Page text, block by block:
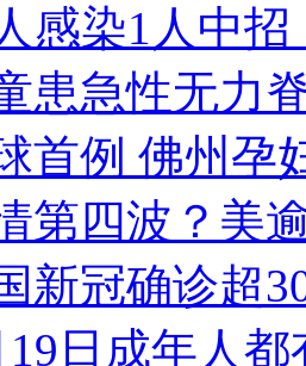
感染1人中
患急性无力
首例 佛州孕
第四波？美
新冠确诊超
19日成年人